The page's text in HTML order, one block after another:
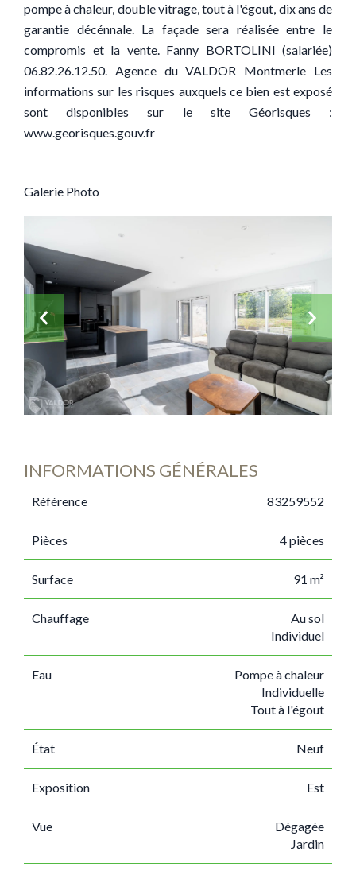
pompe à chaleur, double vitrage, tout à l'égout, dix ans de
garantie décénnale. La façade sera réalisée entre le
compromis et la vente. Fanny BORTOLINI (salariée)
06.82.26.12.50. Agence du VALDOR Montmerle Les
informations sur les risques auxquels ce bien est exposé
sont disponibles sur le site Géorisques :
www.georisques.gouv.fr
Galerie Photo
INFORMATIONS GÉNÉRALES
Référence 83259552
Pièces 4 pièces
Surface 91 m²
Chauffage
Au sol
Individuel
Eau
Pompe à chaleur
Individuelle
Tout à l'égout
État Neuf
Exposition Est
Vue
Dégagée
Jardin